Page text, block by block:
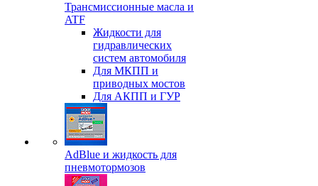
Трансмиссионные масла и
ATF
Жидкости для
гидравлических
систем автомобиля
Для МКПП и
приводных мостов
Для АКПП и ГУР
AdBlue и жидкость для
пневмотормозов